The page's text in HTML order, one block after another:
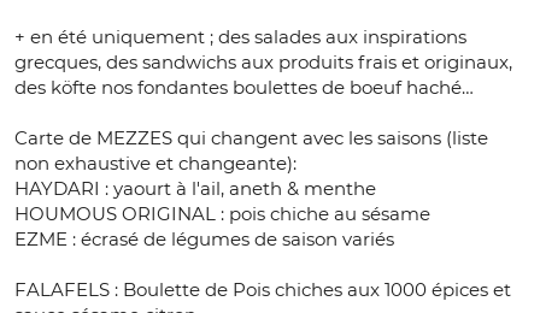
+ en été uniquement ; des salades aux inspirations
grecques, des sandwichs aux produits frais et originaux,
des köfte nos fondantes boulettes de boeuf haché…
Carte de MEZZES qui changent avec les saisons (liste
non exhaustive et changeante):
HAYDARI : yaourt à l'ail, aneth & menthe
HOUMOUS ORIGINAL : pois chiche au sésame
EZME : écrasé de légumes de saison variés
FALAFELS : Boulette de Pois chiches aux 1000 épices et